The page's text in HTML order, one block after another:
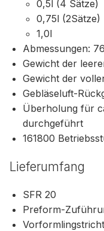
0,5l (4 Sätze)
0,75l (2Sätze)
1,0l
Abmessungen:
Gewicht der
Gewicht der
Gebläseluft-
Überholung für
durchgeführt
161800
Lieferumfang
SFR 20
Preform-